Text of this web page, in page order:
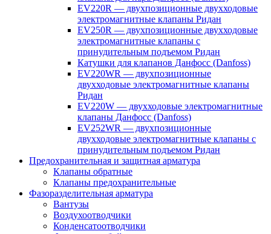
EV220R — двухпозиционные двухходовые
электромагнитные клапаны Ридан
EV250R — двухпозиционные двухходовые
электромагнитные клапаны с
принудительным подъемом Ридан
Катушки для клапанов Данфосс (Danfoss)
EV220WR — двухпозиционные
двухходовые электромагнитные клапаны
Ридан
EV220W — двухходовые электромагнитные
клапаны Данфосс (Danfoss)
EV252WR — двухпозиционные
двухходовые электромагнитные клапаны с
принудительным подъемом Ридан
Предохранительная и защитная арматура
Клапаны обратные
Клапаны предохранительные
Фазоразделительная арматура
Вантузы
Воздухоотводчики
Конденсатоотводчики